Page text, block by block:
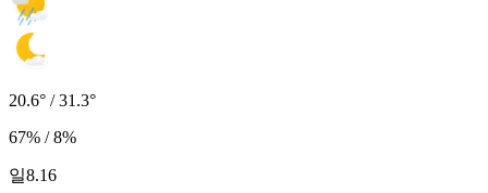
20.6° / 31.3°
67% / 8%
일8.16